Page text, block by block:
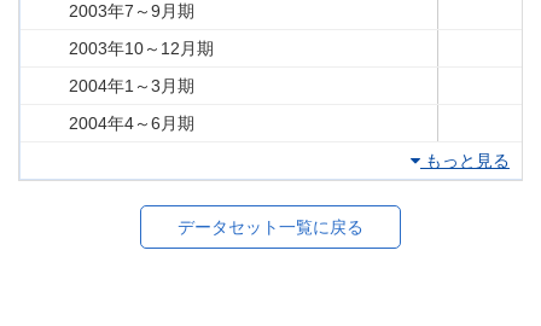
2003年7～9月期
2003年10～12月期
2004年1～3月期
2004年4～6月期
もっと見る
データセット一覧に戻る